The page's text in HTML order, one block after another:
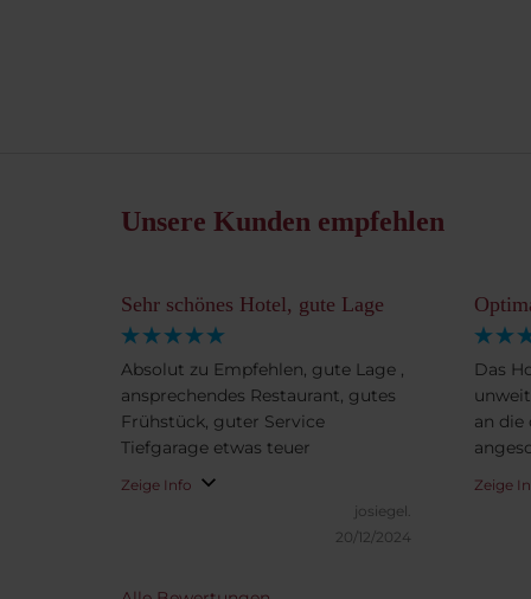
Unsere Kunden empfehlen
Sehr schönes Hotel, gute Lage
Absolut zu Empfehlen, gute Lage ,
ansprechendes Restaurant, gutes
Frühstück, guter Service
Tiefgarage etwas teuer
Zeige Info
josiegel.
20/12/2024
Das
an die
Zeige